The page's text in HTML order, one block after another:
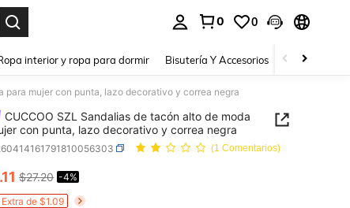
0 0
interior y ropa para dormir Bisutería Y Accesorios Zapatos
para mujer con punta, lazo decorativo y correa negra
CUCCOO SZL Sandalias de tacón alto de moda
con punta, lazo decorativo y correa negra
(1 Comentarios)
AND AVAILABILITY
.11 $27.20 -4%
de $1.09